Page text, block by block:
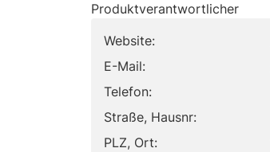
Produktverantwortlicher
Website:
E-Mail:
Telefon:
Straße, Hausnr:
PLZ, Ort: